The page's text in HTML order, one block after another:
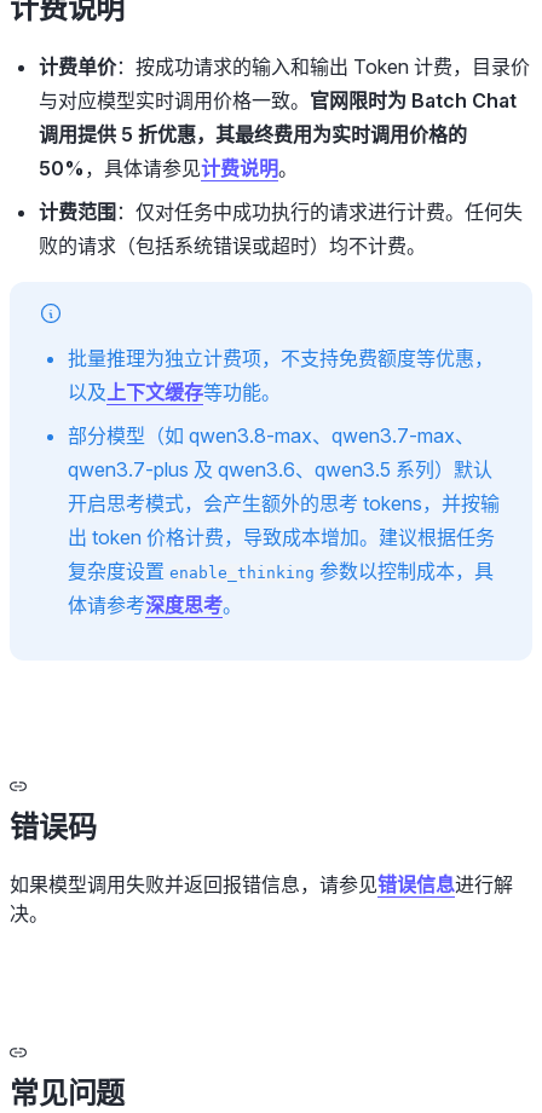
计费说明
计费单价：按成功请求的输入和输出 Token 计费，目录价
与对应模型实时调用价格一致。 官网限时为 Batch Chat
调用提供 5 折优惠，其最终费用为实时调用价格的
50% ，具体请参见计费说明。
计费范围 ：仅对任务中成功执行的请求进行计费。任何失
败的请求（包括系统错误或超时）均不计费。
批量推理为独立计费项，不支持免费额度等优惠，
以及上下文缓存等功能。
部分模型（如 qwen3.8-max、qwen3.7-max、
qwen3.7-plus 及 qwen3.6、qwen3.5 系列）默认
开启思考模式，会产生额外的思考 tokens，并按输
出 token 价格计费，导致成本增加。建议根据任务
复杂度设置 enable_thinking 参数以控制成本，具
体请参考深度思考。
错误码
如果模型调用失败并返回报错信息，请参见错误信息进行解
决。
常见问题